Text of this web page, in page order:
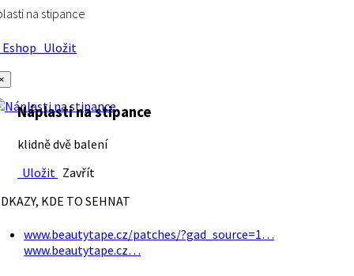
na stipance
Uložit
Náplasti na stipance
klidně dvě balení
Uložit Zavřít
KDE TO SEHNAT
www.beautytape.cz/patches/?gad_source=1…
www.beautytape.cz…